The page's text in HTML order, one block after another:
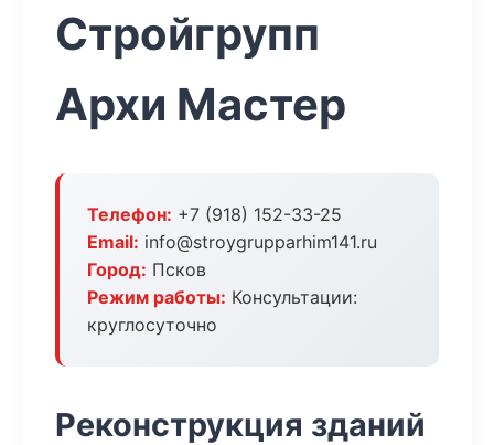
Стройгрупп
Архи Мастер
Телефон: +7 (918) 152-33-25
Email: info@stroygrupparhim141.ru
Город: Псков
Режим работы: Консультации:
круглосуточно
Реконструкция зданий